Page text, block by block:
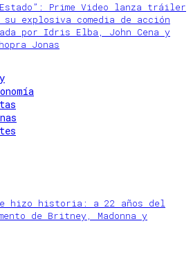
Prime Video lanza tráiler
explosiva comedia de acción
por Idris Elba, John Cena y
Jonas
hizo historia: a 22 años del
de Britney, Madonna y